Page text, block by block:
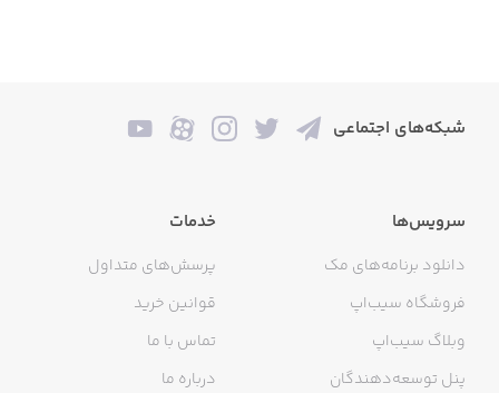
شبکه‌های اجتماعی
سرویس‌ها
دانلود برنامه‌های مک
فروشگاه سیب‌اپ
وبلاگ سیب‌اپ
پنل توسعه‌دهندگان
خدمات
پرسش‌های متداول
قوانین خرید
تماس با ما
درباره ما